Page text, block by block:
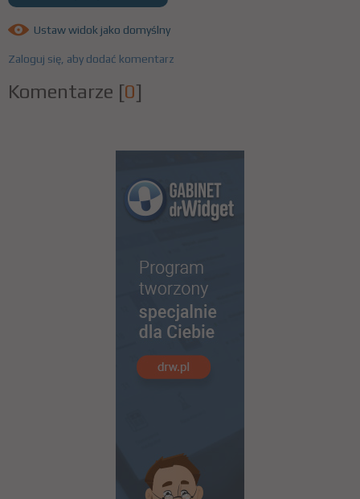
Ustaw widok jako domyślny
Zaloguj się, aby dodać komentarz
Komentarze [0]